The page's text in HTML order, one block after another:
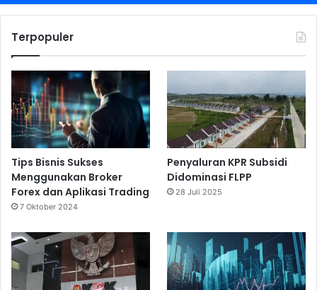
Terpopuler
Tips Bisnis Sukses
Menggunakan Broker
Forex dan Aplikasi Trading
7 Oktober 2024
Penyaluran KPR Subsidi
Didominasi FLPP
28 Juli 2025